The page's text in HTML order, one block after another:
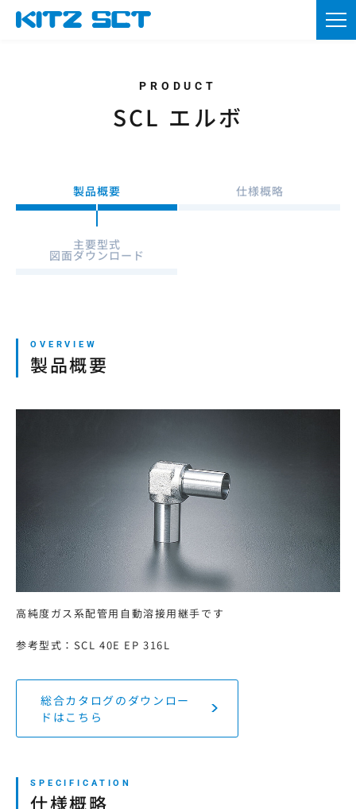
JP EN
ログイン・新規会員登録
TOP
会員登録
SCL エルボ
製品概要 仕様概略
主要型式
図面ダウンロード
製品概要
高純度ガス系配管用自動溶接用継手です
参考型式：SCL 40E EP 316L
総合カタログのダウンロー
ドはこちら
仕様概略